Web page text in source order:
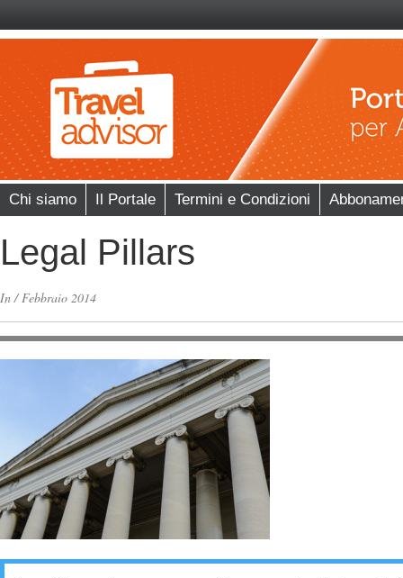
Chi siamo Il Portale Termini e Condizioni
Legal Pillars
In/Febbraio 2014